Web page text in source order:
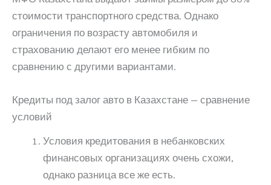
стоимости транспортного средства. Однако
ограничения по возрасту автомобиля и
страхованию делают его менее гибким по
сравнению с другими вариантами.
Кредиты под залог авто в Казахстане — сравнение
условий
Условия кредитования в небанковских
финансовых организациях очень схожи,
однако разница все же есть.